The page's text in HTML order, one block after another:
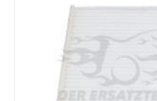
Mercedes Ersatzteile
Mini Ersatzteile
Mitsubishi Ersatzteile